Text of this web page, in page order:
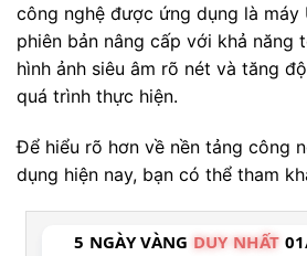
công nghệ được ứng dụng là
phiên bản nâng cấp với khả
hình ảnh siêu âm rõ nét và tăng
quá trình thực hiện.
Để hiểu rõ hơn về nền tảng công
dụng hiện nay, bạn có thể tham
5 NGÀY VÀNG DUY NHẤT